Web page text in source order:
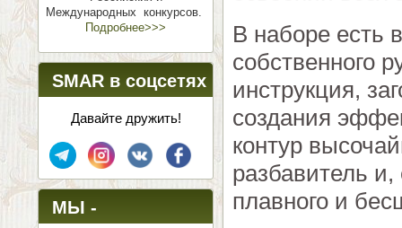
Международных конкурсов.
Подробнее>>>
SMAR в соцсетях
Давайте дружить!
МЫ -
В наборе есть
собственного
инструкция,
создания
контур
разбавитель
плавного и